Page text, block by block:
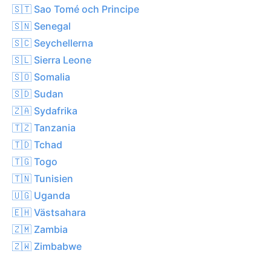
🇸🇹 Sao Tomé och Principe
🇸🇳 Senegal
🇸🇨 Seychellerna
🇸🇱 Sierra Leone
🇸🇴 Somalia
🇸🇩 Sudan
🇿🇦 Sydafrika
🇹🇿 Tanzania
🇹🇩 Tchad
🇹🇬 Togo
🇹🇳 Tunisien
🇺🇬 Uganda
🇪🇭 Västsahara
🇿🇲 Zambia
🇿🇼 Zimbabwe